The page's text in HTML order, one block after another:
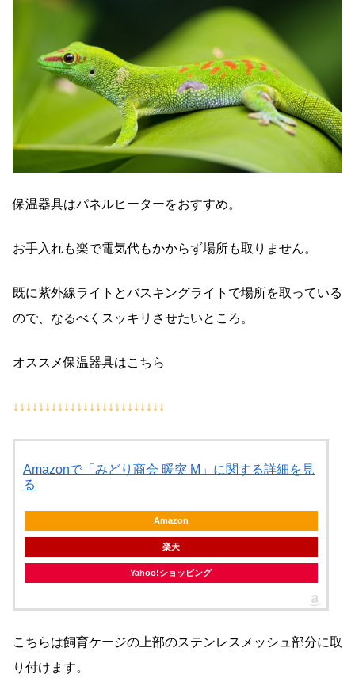
保温器具はパネルヒーターをおすすめ。
お手入れも楽で電気代もかからず場所も取りません。
既に紫外線ライトとバスキングライトで場所を取っている
ので、なるべくスッキリさせたいところ。
オススメ保温器具はこちら
↓↓↓↓↓↓↓↓↓↓↓↓↓↓↓↓↓↓↓↓↓↓↓↓
Amazonで「みどり商会 暖突 M」に関する詳細を見
る
Amazon
楽天
Yahoo!ショッピング
こちらは飼育ケージの上部のステンレスメッシュ部分に取
り付けます。